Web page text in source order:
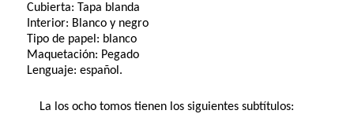
Cubierta: Tapa blanda
Interior: Blanco y negro
Tipo de papel: blanco
Maquetación: Pegado
Lenguaje: español.
La los ocho tomos tienen los siguientes subtítulos: